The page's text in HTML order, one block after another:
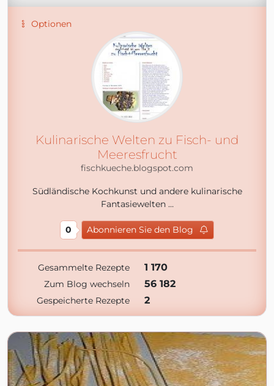
Optionen
Kulinarische Welten zu Fisch- und
Meeresfrucht
fischkueche.blogspot.com
Südländische Kochkunst und andere kulinarische
Fantasiewelten …
0 Abonnieren Sie den Blog
Gesammelte Rezepte 1 170
Zum Blog wechseln 56 182
Gespeicherte Rezepte 2